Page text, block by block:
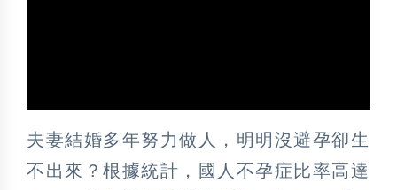
夫妻結婚多年努力做人，明明沒避孕卻生
不出來？根據統計，國人不孕症比率高達